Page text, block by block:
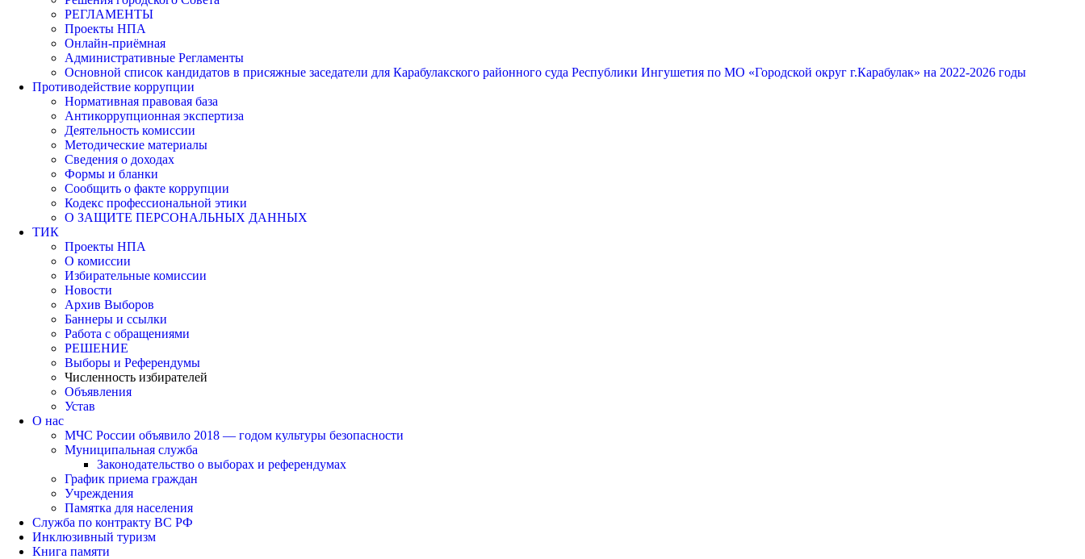
РЕГЛАМЕНТЫ
Проекты НПА
Онлайн-приёмная
Административные Регламенты
Основной список кандидатов в присяжные заседатели для Карабулакского районного суда Республики Ингушетия по МО «Городской округ г.Карабулак» на 2022-2026 годы
Противодействие коррупции
Нормативная правовая база
Антикоррупционная экспертиза
Деятельность комиссии
Методические материалы
Сведения о доходах
Формы и бланки
Сообщить о факте коррупции
Кодекс профессиональной этики
О ЗАЩИТЕ ПЕРСОНАЛЬНЫХ ДАННЫХ
ТИК
Проекты НПА
О комиссии
Избирательные комиссии
Новости
Архив Выборов
Баннеры и ссылки
Работа с обращениями
РЕШЕНИЕ
Выборы и Референдумы
Численность избирателей
Объявления
Устав
О нас
МЧС России объявило 2018 — годом культуры безопасности
Муниципальная служба
Законодательство о выборах и референдумах
График приема граждан
Учреждения
Памятка для населения
Служба по контракту ВС РФ
Инклюзивный туризм
Книга памяти